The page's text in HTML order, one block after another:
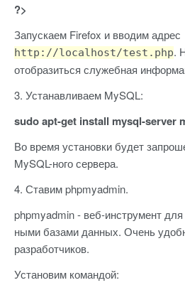
?>
Запускаем Firefox и вводим адрес
http://localhost/test.php.
отобразиться служебная
3. Устанавливаем MySQL:
sudo apt-get install mysql-server
Во время установки будет
MySQL-ного сервера.
4. Ставим phpmyadmin.
phpmyadmin - веб-инструмент
ными базами данных. Очень
разработчиков.
Установим командой: